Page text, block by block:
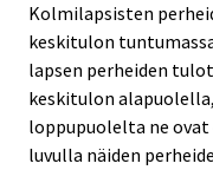
Kolmilapsisten
keskitulon
lapsen perheiden
keskitulon
loppupuolelta ne
luvulla näiden